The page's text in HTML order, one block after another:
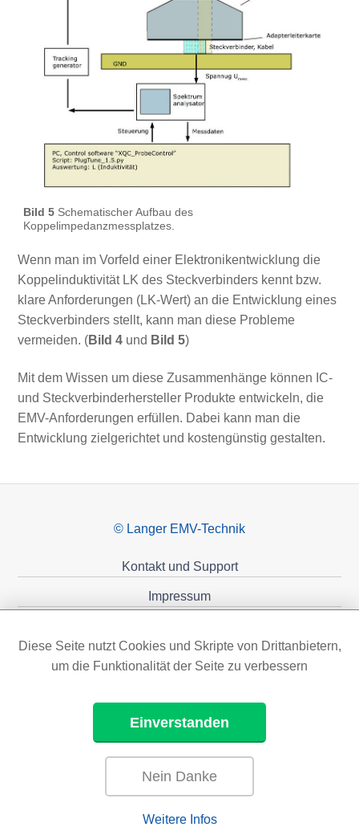
Bild 5Schematischer Aufbau des
Koppelimpedanzmessplatzes.
Wenn man im Vorfeld einer Elektronikentwicklung die
Koppelinduktivität LK des Steckverbinders kennt bzw.
klare Anforderungen (LK-Wert) an die Entwicklung eines
Steckverbinders stellt, kann man diese Probleme
vermeiden. (Bild 4und Bild 5)
Mit dem Wissen um diese Zusammenhänge können IC-
und Steckverbinderhersteller Produkte entwickeln, die
EMV-Anforderungen erfüllen. Dabei kann man die
Entwicklung zielgerichtet und kostengünstig gestalten.
© Langer EMV-Technik
Kontakt und Support
Impressum
Diese Seite nutzt Cookies und Skripte von Drittanbietern,
um die Funktionalität der Seite zu verbessern
Einverstanden
Nein Danke
Weitere Infos